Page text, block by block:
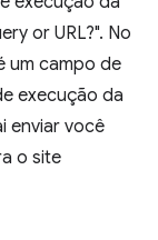
or URL?". No
um campo de
execução da
enviar você
o site